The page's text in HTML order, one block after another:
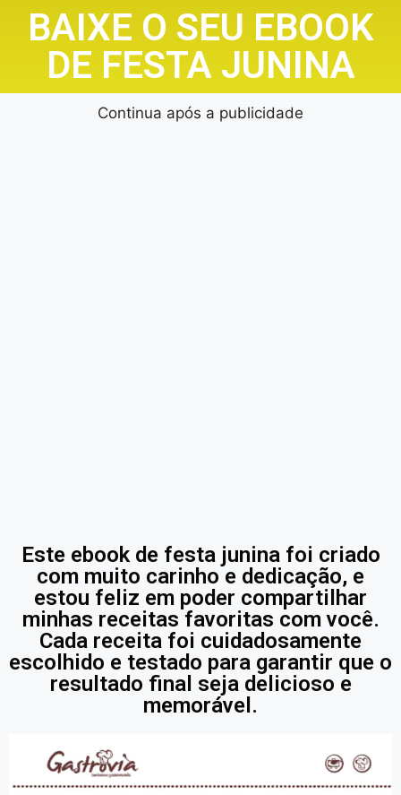
BAIXE O SEU EBOOK
DE FESTA JUNINA
Continua após a publicidade
Este ebook de festa junina foi criado
com muito carinho e dedicação, e
estou feliz em poder compartilhar
minhas receitas favoritas com você.
Cada receita foi cuidadosamente
escolhido e testado para garantir que o
resultado final seja delicioso e
memorável.